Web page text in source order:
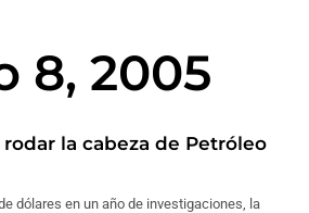
8, 2005
rodar la cabeza de Petróleo
dólares en un año de investigaciones, la